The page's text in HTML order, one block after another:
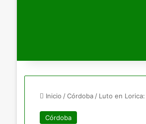
Inicio / Córdoba / Luto en
Córdoba